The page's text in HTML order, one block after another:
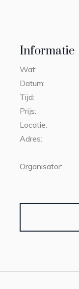
Informatie
Wat:
Datum:
Tijd:
Prijs:
Locatie:
Adres:
Organisator: